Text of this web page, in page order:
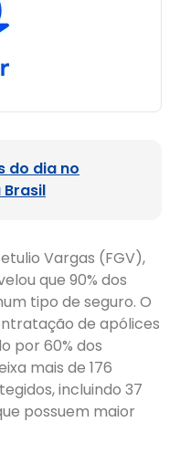
do dia no
Vargas (FGV),
que 90% dos
tipo de seguro. O
de apólices
por 60% dos
mais de 176
incluindo 37
possuem maior